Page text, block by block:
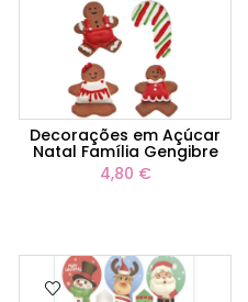
Decorações em Açúcar
Natal Família Gengibre
4,80 €